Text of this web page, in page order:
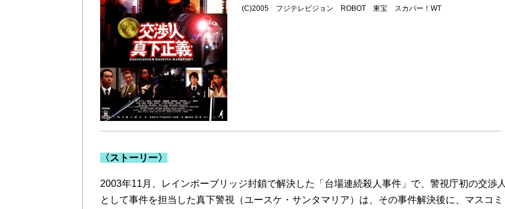
(C)2005 フジテレビジョン ROBOT 東宝 スカパー！WT
〈ストーリー〉
2003年11月、レインボーブリッジ封鎖で解決した「台場連続殺人事件」で、警視庁初の交渉人
として事件を担当した真下警視（ユースケ・サンタマリア）は、その事件解決後に、マスコミ